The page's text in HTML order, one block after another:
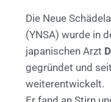
Die Neue
(YNSA) wurde in
japanischen Arzt
gegründet und
weiterentwickelt.